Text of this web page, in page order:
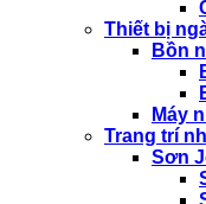
Thiết bị
Bồn
Máy
Trang trí
Sơn